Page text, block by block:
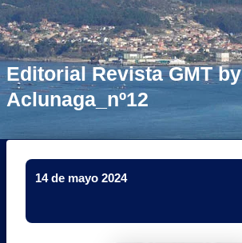
Editorial Revista GMT by
Aclunaga_nº12
14 de mayo 2024